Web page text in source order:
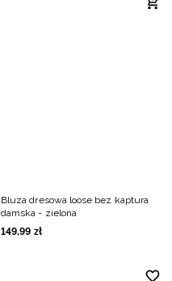
Bluza dresowa loose bez kaptura
damska - zielona
149,99 zł